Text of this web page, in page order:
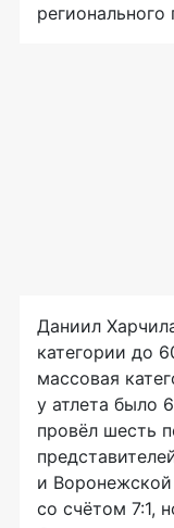
регионального
Даниил
категории до
массовая
у атлета было
провёл шесть
и
со счётом 7:1,